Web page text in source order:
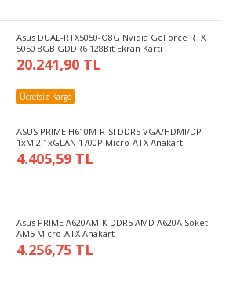
Asus DUAL-RTX5050-O8G Nvidia GeForce RTX
5050 8GB GDDR6 128Bit Ekran Kartı
20.241,90 TL
Ücretsiz Kargo
ASUS PRIME H610M-R-SI DDR5 VGA/HDMI/DP
1xM.2 1xGLAN 1700P Micro-ATX Anakart
4.405,59 TL
Asus PRIME A620AM-K DDR5 AMD A620A Soket
AM5 Micro-ATX Anakart
4.256,75 TL